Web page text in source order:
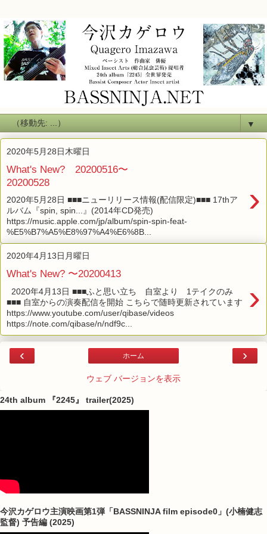
▼
2020年5月28日木曜日
What's New? 20200516〜
20200528
›
2020年5月28日 ■■■ニューリリース情報(配信限定)■■■ 17thア
ルバム『spin, spin...』(2014年CD発売)
https://music.apple.com/jp/album/spin-spin-feat-
%E5%B7%A5%E8%97%A4%E6%8B...
2020年4月13日月曜日
What's New? 〜20200413
›
2020年4月13日 ■■■ふと思い立ち 自室より 1テイクのみ
■■■ 自室からの演奏配信を開始 こちらで随時更新されています
https://www.youtube.com/user/qibase/videos
https://note.com/qibase/n/ndf9c...
‹ ›
ホーム
ウェブ バージョンを表示
24th album 『2245』 trailer(2025)
今沢カゲロウ主演映画第1弾「BASSNINJA film episode0」(小楠健志
監督) 予告編 (2025)